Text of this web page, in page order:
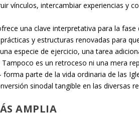
vínculos, intercambiar experiencias y
una clave interpretativa para la
y estructuras renovadas para
especie de ejercicio, una tarea
es un retroceso ni una mera
parte de la vida ordinaria de las
sinodal tangible en las diversas
AMPLIA